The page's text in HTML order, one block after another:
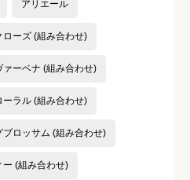
アリエール
ーズ (組み合わせ)
ーベナ (組み合わせ)
ラル (組み合わせ)
ロッサム (組み合わせ)
ー (組み合わせ)